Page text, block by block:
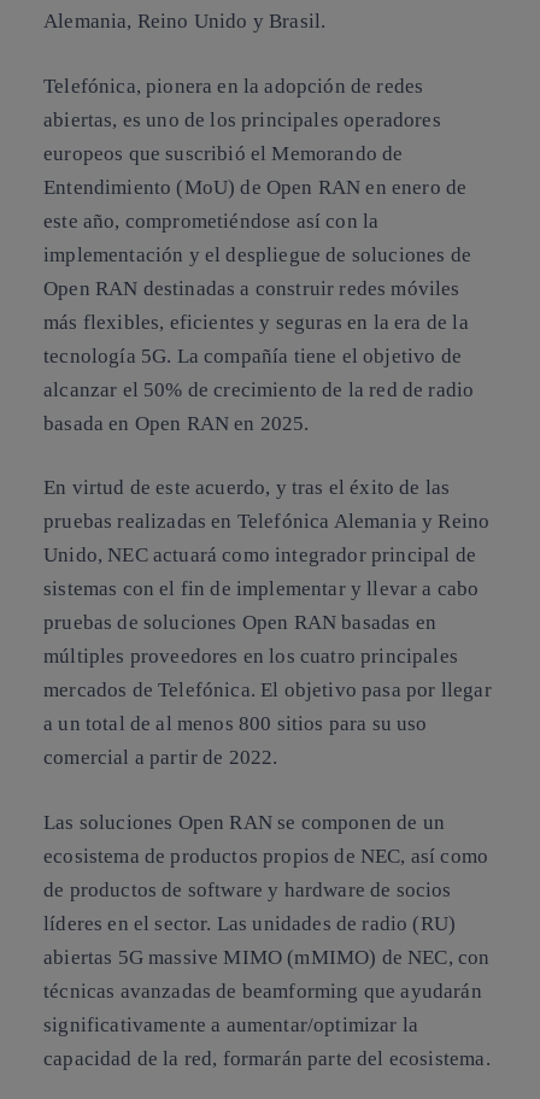
Alemania, Reino Unido y Brasil.
Telefónica, pionera en la adopción de redes
abiertas, es uno de los principales operadores
europeos que suscribió el Memorando de
Entendimiento (MoU) de Open RAN en enero de
este año, comprometiéndose así con la
implementación y el despliegue de soluciones de
Open RAN destinadas a construir redes móviles
más flexibles, eficientes y seguras en la era de la
tecnología 5G. La compañía tiene el objetivo de
alcanzar el 50% de crecimiento de la red de radio
basada en Open RAN en 2025.
En virtud de este acuerdo, y tras el éxito de las
pruebas realizadas en Telefónica Alemania y Reino
Unido, NEC actuará como integrador principal de
sistemas con el fin de implementar y llevar a cabo
pruebas de soluciones Open RAN basadas en
múltiples proveedores en los cuatro principales
mercados de Telefónica. El objetivo pasa por llegar
a un total de al menos 800 sitios para su uso
comercial a partir de 2022.
Las soluciones Open RAN se componen de un
ecosistema de productos propios de NEC, así como
de productos de software y hardware de socios
líderes en el sector. Las unidades de radio (RU)
abiertas 5G massive MIMO (mMIMO) de NEC, con
técnicas avanzadas de beamforming que ayudarán
significativamente a aumentar/optimizar la
capacidad de la red, formarán parte del ecosistema.